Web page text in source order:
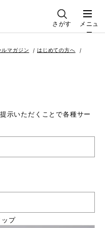
さがす
メニュ
ー
マガジン
はじめての方へ
示いただくことで各種サー
プ